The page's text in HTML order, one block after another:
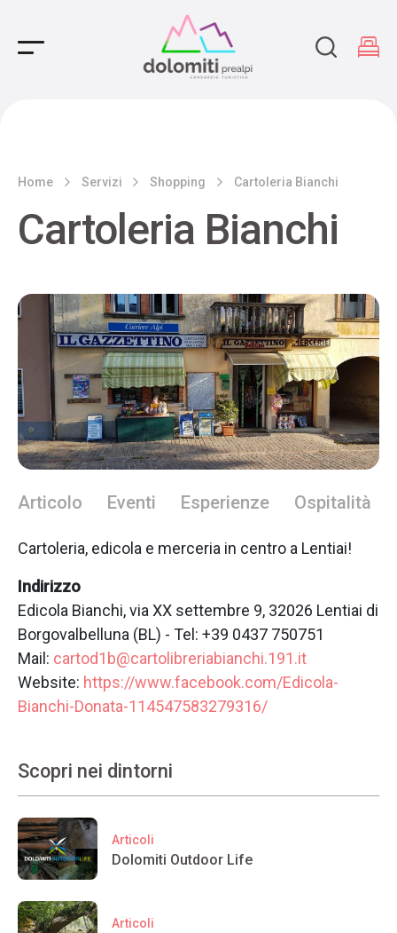
Main Navigation
Home Servizi Shopping Cartoleria Bianchi
Cartoleria Bianchi
Articolo Eventi Esperienze Ospitalità
Cartoleria, edicola e merceria in centro a Lentiai!
Indirizzo
Edicola Bianchi, via XX settembre 9, 32026 Lentiai di
Borgovalbelluna (BL) - Tel: +39 0437 750751
Mail: cartod1b@cartolibreriabianchi.191.it
Website: https://www.facebook.com/Edicola-
Bianchi-Donata-114547583279316/
Scopri nei dintorni
Articoli
Dolomiti Outdoor Life
Articoli